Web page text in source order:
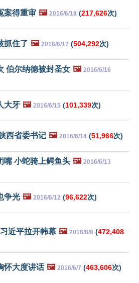
案得重审 🖼️ 2016/6/18 (217,626次)
抓住了 🖼️ 2016/6/17 (504,292次)
伯尔纳德被封圣女 🖼️ 2016/6/16
大牙 🖼️ 2016/6/15 (101,339次)
西省委书记 🖼️ 2016/6/14 (51,966次)
小蛇骑上鳄鱼头 🖼️ 2016/6/13
争光 🖼️ 2016/6/12 (96,622次)
近平拉开帏幕 🖼️ 2016/6/8 (472,408
怀大度讲话 🖼️ 2016/6/7 (463,606次)